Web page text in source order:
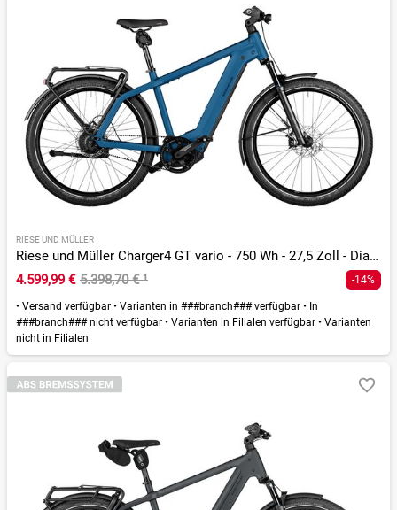
RIESE UND MÜLLER
Riese und Müller Charger4 GT vario - 750 Wh - 27,5 Zoll - Diamant - 2026
4.599,99 € 5.398,70 €¹ -14%
• Versand verfügbar • Varianten in ###branch### verfügbar • In
###branch### nicht verfügbar • Varianten in Filialen verfügbar • Varianten
nicht in Filialen